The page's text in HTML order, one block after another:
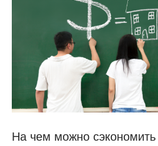
На чем можно сэкономить